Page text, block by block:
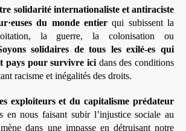
solidarité internationaliste et antiraciste
du monde entierqui subissent la
la guerre, la colonisation ou
solidaires de tous les exilé-es qui
pays pour survivre icidans des conditions
racisme et inégalités des droits.
exploiteurs et du capitalisme prédateur
en nous faisant subir l’injustice sociale au
dans une impasse en détruisant notre